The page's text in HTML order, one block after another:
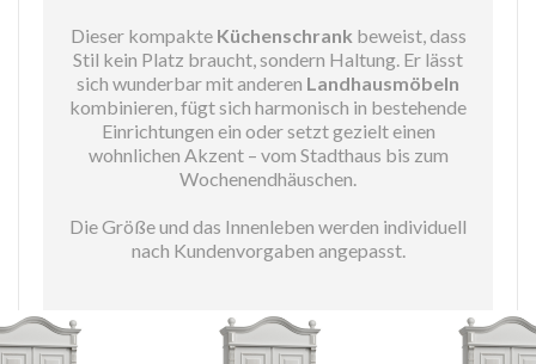
Dieser kompakte Küchenschrank beweist, dass
Stil kein Platz braucht, sondern Haltung. Er lässt
sich wunderbar mit anderen Landhausmöbeln
kombinieren, fügt sich harmonisch in bestehende
Einrichtungen ein oder setzt gezielt einen
wohnlichen Akzent – vom Stadthaus bis zum
Wochenendhäuschen.
Die Größe und das Innenleben werden individuell
nach Kundenvorgaben angepasst.